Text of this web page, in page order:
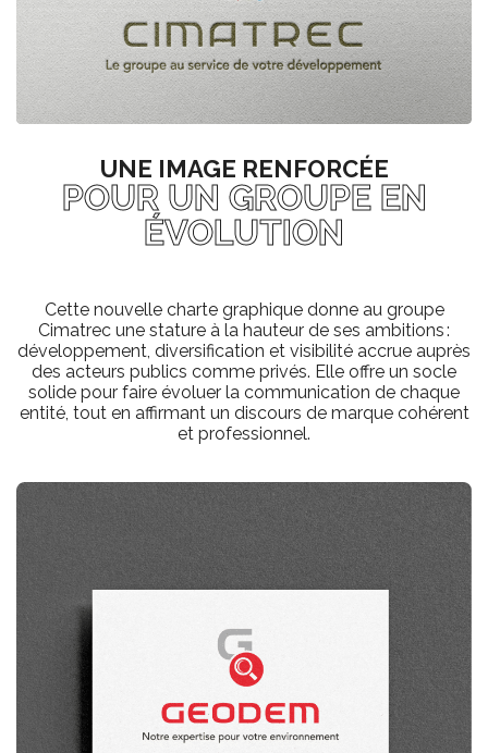
UNE IMAGE RENFORCÉE
POUR UN GROUPE EN
ÉVOLUTION
Cette nouvelle charte graphique donne au groupe
Cimatrec une stature à la hauteur de ses ambitions :
développement, diversification et visibilité accrue auprès
des acteurs publics comme privés. Elle offre un socle
solide pour faire évoluer la communication de chaque
entité, tout en affirmant un discours de marque cohérent
et professionnel.